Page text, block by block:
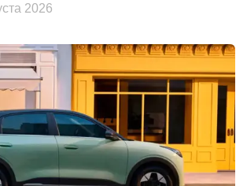
2026